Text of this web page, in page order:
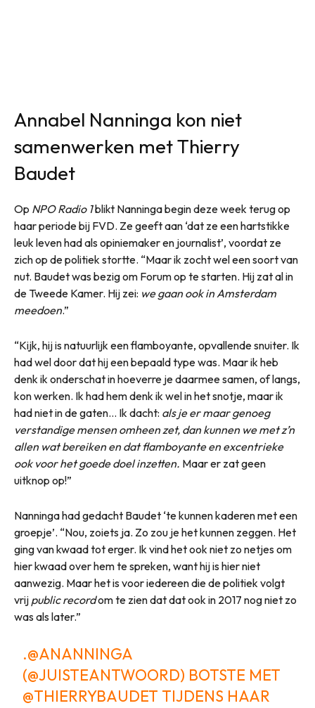
Annabel Nanninga kon niet
samenwerken met Thierry
Baudet
Op NPO Radio 1blikt Nanninga begin deze week terug op
haar periode bij FVD. Ze geeft aan ‘dat ze een hartstikke
leuk leven had als opiniemaker en journalist’, voordat ze
zich op de politiek stortte. “Maar ik zocht wel een soort van
nut. Baudet was bezig om Forum op te starten. Hij zat al in
de Tweede Kamer. Hij zei: we gaan ook in Amsterdam
meedoen.”
“Kijk, hij is natuurlijk een flamboyante, opvallende snuiter. Ik
had wel door dat hij een bepaald type was. Maar ik heb
denk ik onderschat in hoeverre je daarmee samen, of langs,
kon werken. Ik had hem denk ik wel in het snotje, maar ik
had niet in de gaten… Ik dacht: als je er maar genoeg
verstandige mensen omheen zet, dan kunnen we met z’n
allen wat bereiken en dat flamboyante en excentrieke
ook voor het goede doel inzetten. Maar er zat geen
uitknop op!”
Nanninga had gedacht Baudet ‘te kunnen kaderen met een
groepje’. “Nou, zoiets ja. Zo zou je het kunnen zeggen. Het
ging van kwaad tot erger. Ik vind het ook niet zo netjes om
hier kwaad over hem te spreken, want hij is hier niet
aanwezig. Maar het is voor iedereen die de politiek volgt
vrij public recordom te zien dat dat ook in 2017 nog niet zo
was als later.”
.@ANANNINGA
(@JUISTEANTWOORD) BOTSTE MET
@THIERRYBAUDET TIJDENS HAAR